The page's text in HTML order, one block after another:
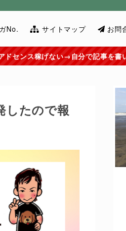
No. サイトマップ お問
で記事を書いてませんか？→ラク
したので報